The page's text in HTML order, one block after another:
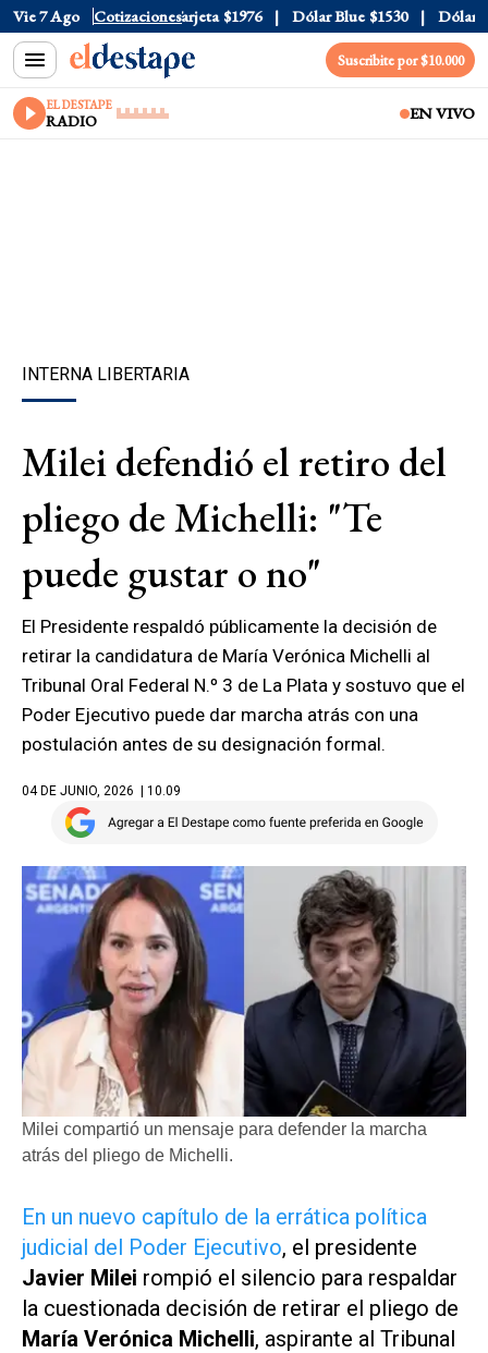
Vie 7 Ago Cotizaciones
$1520 Dólar Tarjeta $1976 Dólar Blue $1530 Dólar
Suscribite por $10.000
EL DESTAPE
RADIO EN VIVO
INTERNA LIBERTARIA
Milei defendió el retiro del
pliego de Michelli: "Te
puede gustar o no"
El Presidente respaldó públicamente la decisión de
retirar la candidatura de María Verónica Michelli al
Tribunal Oral Federal N.º 3 de La Plata y sostuvo que el
Poder Ejecutivo puede dar marcha atrás con una
postulación antes de su designación formal.
04 DE JUNIO, 2026 | 10.09
Milei compartió un mensaje para defender la marcha
atrás del pliego de Michelli.
En un nuevo capítulo de la errática política
judicial del Poder Ejecutivo, el presidente
Javier Milei rompió el silencio para respaldar
la cuestionada decisión de retirar el pliego de
María Verónica Michelli, aspirante al Tribunal